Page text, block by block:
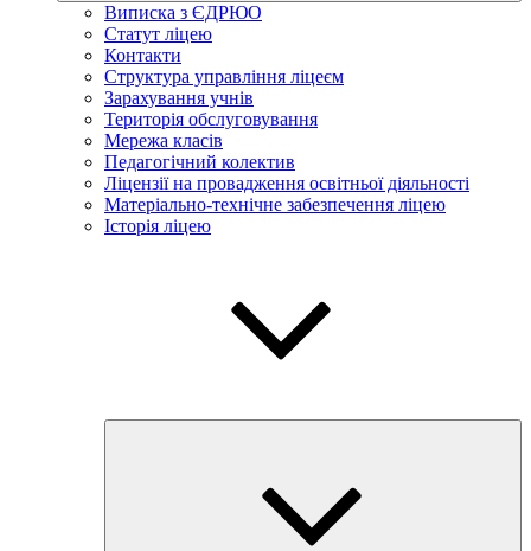
Виписка з ЄДРЮО
Статут ліцею
Контакти
Структура управління ліцеєм
Зарахування учнів
Територія обслуговування
Мережа класів
Педагогічний колектив
Ліцензії на провадження освітньої діяльності
Матеріально-технічне забезпечення ліцею
Історія ліцею